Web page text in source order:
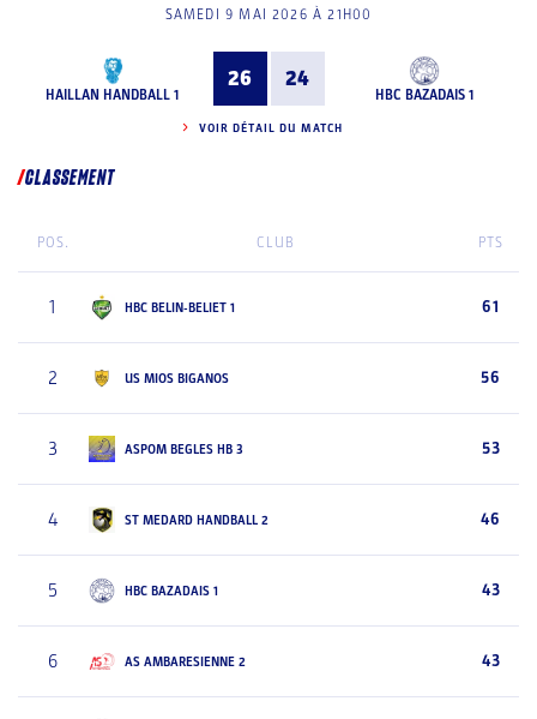
SAMEDI 9 MAI 2026 À 21H00
HAILLAN HANDBALL 1
26 24
HBC BAZADAIS 1
VOIR DÉTAIL DU MATCH
CLASSEMENT
POS. CLUB PTS
1 HBC BELIN-BELIET 1 61
2 US MIOS BIGANOS 56
3 ASPOM BEGLES HB 3 53
4 ST MEDARD HANDBALL 2 46
5 HBC BAZADAIS 1 43
6 AS AMBARESIENNE 2 43